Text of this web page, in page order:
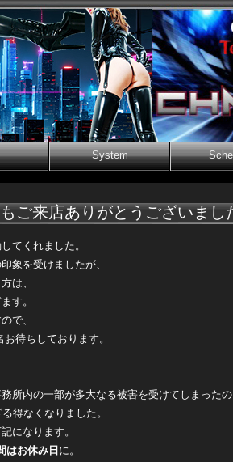
System
ご来店ありがとうございまし
てくれました。
象を受けましたが、
は、
す。
で、
待ちしております。
所内の一部が多大なる被害を受けてしまった
得なくなりました。
になります。
はお休み日 に。